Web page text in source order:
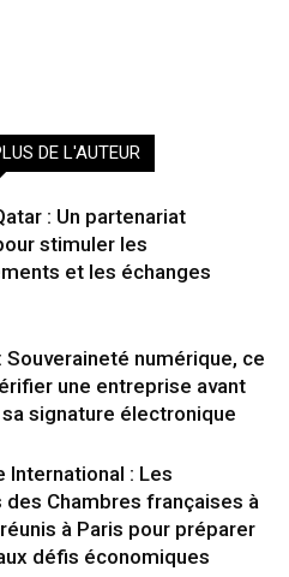
DE L'AUTEUR
: Un partenariat
stimuler les
et les échanges
Souveraineté numérique, ce
une entreprise avant
signature électronique
International : Les
Chambres françaises à
à Paris pour préparer
défis économiques